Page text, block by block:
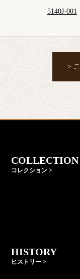
5140J-001
>
コレクション >
HISTORY
ヒストリー >